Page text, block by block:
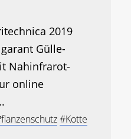
2019
Gülle-
Nahinfrarot-
online
#Kotte